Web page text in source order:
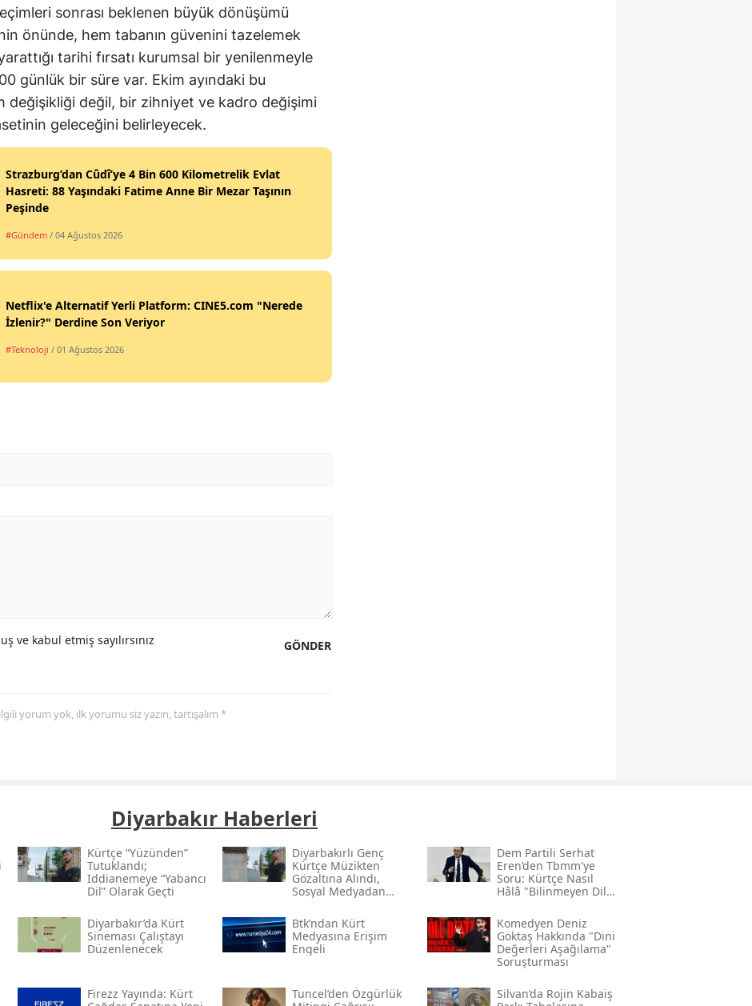
sonrası beklenen büyük dönüşümü
önünde, hem tabanın güvenini tazelemek
tarihi fırsatı kurumsal bir yenilenmeyle
günlük bir süre var. Ekim ayındaki bu
değişikliği değil, bir zihniyet ve kadro değişimi
geleceğini belirleyecek.
Strazburg’dan Cûdî’ye 4 Bin 600 Kilometrelik Evlat
Hasreti: 88 Yaşındaki Fatime Anne Bir Mezar Taşının
Peşinde
#Gündem / 04 Ağustos 2026
Netflix'e Alternatif Yerli Platform: CINE5.com "Nerede
İzlenir?" Derdine Son Veriyor
#Teknoloji / 01 Ağustos 2026
GÖNDER
ve kabul etmiş sayılırsınız
yorum yok, ilk yorumu siz yazın, tartışalım *
Diyarbakır Haberleri
Kürtçe “yüzünden”
Tutuklandı;
Iddianemeye “yabancı
Dil” Olarak Geçti
Diyarbakırlı Genç
Kürtçe Müzikten
Gözaltına Alındı,
Sosyal Medyadan
Dem Partili Serhat
Eren’den Tbmm'ye
Soru: Kürtçe Nasıl
Hâlâ "bilinmeyen Dil"
Gerekçesi Nedir?"
Diyarbakır’da Kürt
Sineması Çalıştayı
Düzenlenecek
Btk’ndan Kürt
Medyasına Erişim
Engeli
Komedyen Deniz
Göktaş Hakkında "dini
Değerleri Aşağılama"
Soruşturması
Firezz Yayında: Kürt
Tuncel’den Özgürlük
Silvan’da Rojin Kabaiş